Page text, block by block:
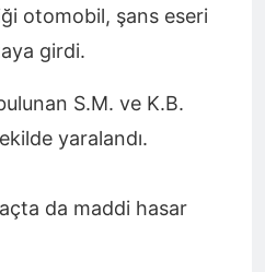
otomobil, şans eseri
girdi.
S.M. ve K.B.
yaralandı.
da maddi hasar